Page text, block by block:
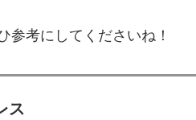
参考にしてくださいね！
ス